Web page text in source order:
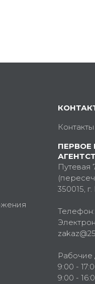
Контакты
ПЕРВОЕ
Путевая
350015, г.
Телефон:
Рабочие
9:00 -
9:00 -